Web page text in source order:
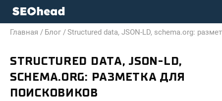
Главная / Блог /Structured data, JSON-LD, schema.org:
STRUCTURED DATA, JSON-LD,
SCHEMA.ORG: РАЗМЕТКА ДЛЯ
ПОИСКОВИКОВ